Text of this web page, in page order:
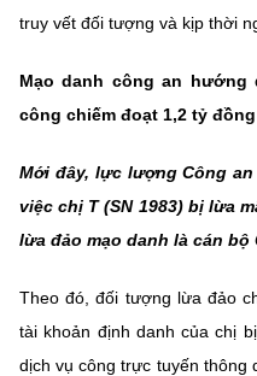
truy vết đối tượng và kịp thời
Mạo danh công an hướng
công chiếm đoạt 1,2 tỷ đồng
Mới đây, lực lượng Công
việc chị T (SN 1983) bị lừa
lừa đảo mạo danh là cán
Theo đó, đối tượng lừa đảo
tài khoản định danh của chị
dịch vụ công trực tuyến